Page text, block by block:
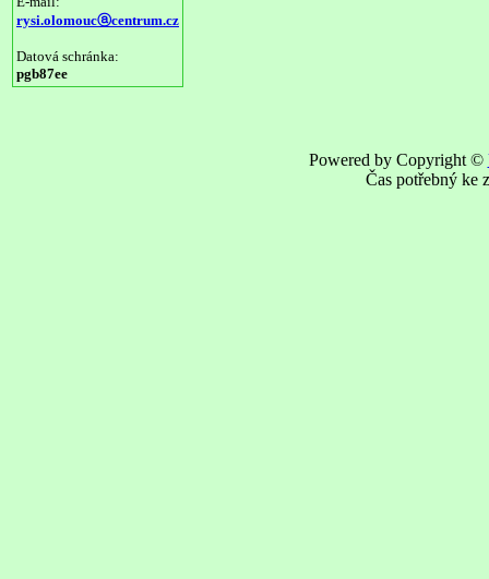
rysi.olomoucⓐcentrum.cz
Datová schránka:
pgb87ee
Powered by Copyright ©
Čas potřebný ke